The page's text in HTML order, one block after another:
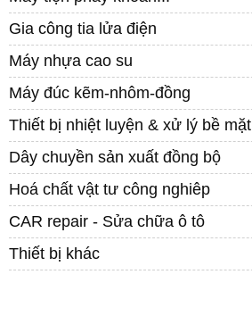
Gia công tia lửa điện
Máy nhựa cao su
Máy đúc kẽm-nhôm-đồng
Thiết bị nhiệt luyện & xử lý bề mặt
Dây chuyền sản xuất đồng bộ
Hoá chất vật tư công nghiêp
CAR repair - Sửa chữa ô tô
Thiết bị khác